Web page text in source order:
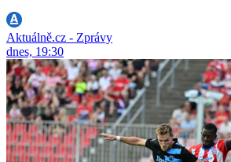
Aktuálně.cz - Zprávy
dnes, 19:30